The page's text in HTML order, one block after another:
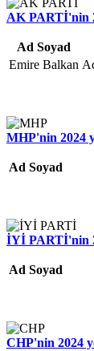
AK PARTİ'nin
Ad Soyad
Emire Balkan
MHP'nin 2024
Ad Soyad
İYİ PARTİ'nin
Ad Soyad
CHP'nin 2024